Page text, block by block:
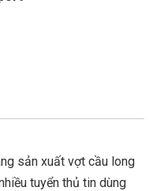
sản xuất vợt cầu long
tuyển thủ tin dùng